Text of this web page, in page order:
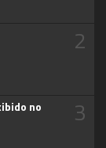
2
no
3